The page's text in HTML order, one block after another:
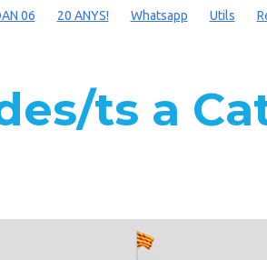
06 20 ANYS! Whatsapp Utils
ts a